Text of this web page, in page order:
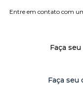
Entre em contato com
Faça
Faça